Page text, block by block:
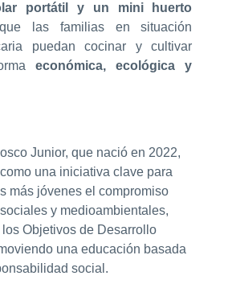
portátil y un mini huerto
las familias en situación
puedan cocinar y cultivar
económica, ecológica y
Junior, que nació en 2022,
una iniciativa clave para
más jóvenes el compromiso
y medioambientales,
Objetivos de Desarrollo
una educación basada
social.